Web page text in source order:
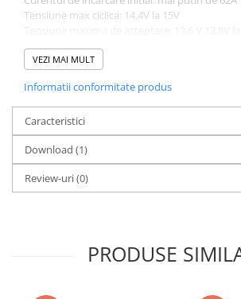
Tensiune max ciclica: 14.4V la 15V
4 mOhm
Capacitate la 25 ° C:
250Ah C20 la 1.80V / celula
215Ah C5-1.75V / celula
200Ah C3 la 1.75V / celula
154Ah C1 la 1.60V / celula
Lungime: 520 mm
Adancime: 268 mm
Inaltime: 220 mm
Inaltime maxima: 224 mm
VEZI MAI MULT
Informatii conformitate produs
Caracteristici
Download (1)
Review-uri(0)
PRODUSE